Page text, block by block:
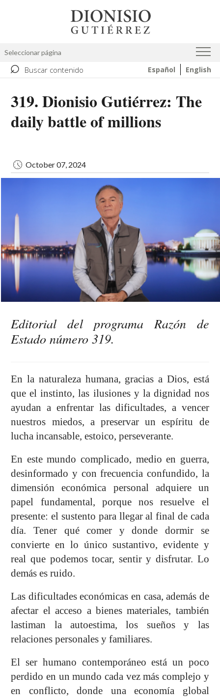
Seleccionar página
⌕ Buscar contenido Español English
319. Dionisio Gutiérrez: The
daily battle of millions
October 07, 2024
Editorial del programa Razón de
Estado número 319.
En la naturaleza humana, gracias a Dios, está
que el instinto, las ilusiones y la dignidad nos
ayudan a enfrentar las dificultades, a vencer
nuestros miedos, a preservar un espíritu de
lucha incansable, estoico, perseverante.
En este mundo complicado, medio en guerra,
desinformado y con frecuencia confundido, la
dimensión económica personal adquiere un
papel fundamental, porque nos resuelve el
presente: el sustento para llegar al final de cada
día. Tener qué comer y donde dormir se
convierte en lo único sustantivo, evidente y
real que podemos tocar, sentir y disfrutar. Lo
demás es ruido.
Las dificultades económicas en casa, además de
afectar el acceso a bienes materiales, también
lastiman la autoestima, los sueños y las
relaciones personales y familiares.
El ser humano contemporáneo está un poco
perdido en un mundo cada vez más complejo y
en conflicto, donde una economía global